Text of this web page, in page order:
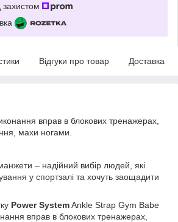
Відгуки про товар Доставка
вправ в блокових тренажерах,
махи ногами.
– надійний вибір людей, які
у спортзалі та хочуть заощадити
Power SystemAnkle Strap Gym Babe
вправ в блокових тренажерах,